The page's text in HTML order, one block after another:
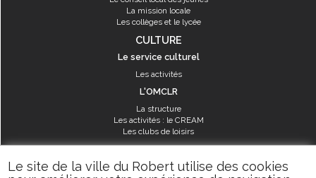
Le site de la ville du Robert utilise des cookies
La mission locale
Les collèges et le lycée
CULTURE
Le service culturel
Les activités
L'OMCLR
La structure
Les activités : le CREAM
Les clubs de loisirs
SPORT
Les équipements sportifs